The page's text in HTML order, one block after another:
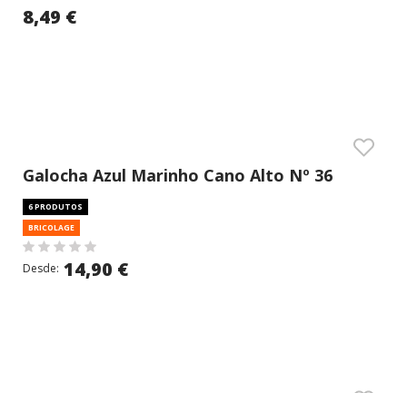
8,49 €
Galocha Azul Marinho Cano Alto Nº 36
6 PRODUTOS
BRICOLAGE
Desde: 14,90 €